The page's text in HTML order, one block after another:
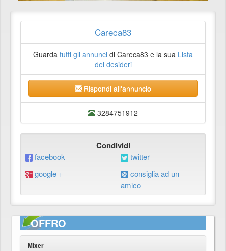
Careca83
Guarda tutti gli annunci di Careca83 e la sua Lista
dei desideri
Rispondi all'annuncio
3284751912
Condividi
facebook
twitter
google +
consiglia ad un
amico
OFFRO
Mixer